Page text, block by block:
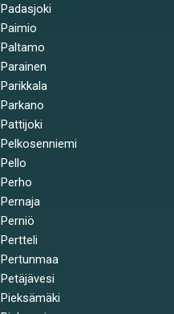
Padasjoki
Paimio
Paltamo
Parainen
Parikkala
Parkano
Pattijoki
Pelkosenniemi
Pello
Perho
Pernaja
Perniö
Pertteli
Pertunmaa
Petäjävesi
Pieksämäki